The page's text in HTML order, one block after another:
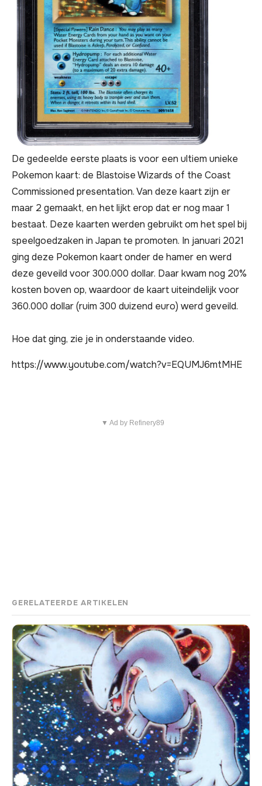
De gedeelde eerste plaats is voor een ultiem unieke
Pokemon kaart: de Blastoise Wizards of the Coast
Commissioned presentation. Van deze kaart zijn er
maar 2 gemaakt, en het lijkt erop dat er nog maar 1
bestaat. Deze kaarten werden gebruikt om het spel bij
speelgoedzaken in Japan te promoten. In januari 2021
ging deze Pokemon kaart onder de hamer en werd
deze geveild voor 300.000 dollar. Daar kwam nog 20%
kosten boven op, waardoor de kaart uiteindelijk voor
360.000 dollar (ruim 300 duizend euro) werd geveild.
Hoe dat ging, zie je in onderstaande video.
https://www.youtube.com/watch?v=EQUMJ6mtMHE
▼ Ad by Refinery89
GERELATEERDE ARTIKELEN